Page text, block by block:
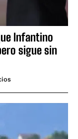
Infantino
sigue sin